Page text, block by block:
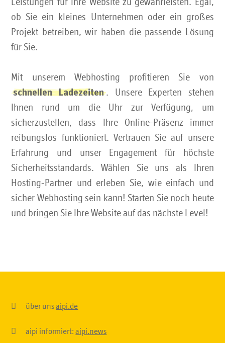
Leistungen für Ihre Website zu gewährleisten. Egal,
ob Sie ein kleines Unternehmen oder ein großes
Projekt betreiben, wir haben die passende Lösung
für Sie.
Mit unserem Webhosting profitieren Sie von
schnellen Ladezeiten . Unsere Experten stehen
Ihnen rund um die Uhr zur Verfügung, um
sicherzustellen, dass Ihre Online-Präsenz immer
reibungslos funktioniert. Vertrauen Sie auf unsere
Erfahrung und unser Engagement für höchste
Sicherheitsstandards. Wählen Sie uns als Ihren
Hosting-Partner und erleben Sie, wie einfach und
sicher Webhosting sein kann! Starten Sie noch heute
und bringen Sie Ihre Website auf das nächste Level!
 über unsaipi.de
 aipi informiert:aipi.news